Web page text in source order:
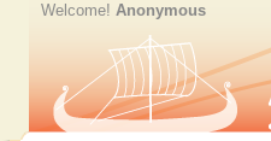
Welcome! Anonymous